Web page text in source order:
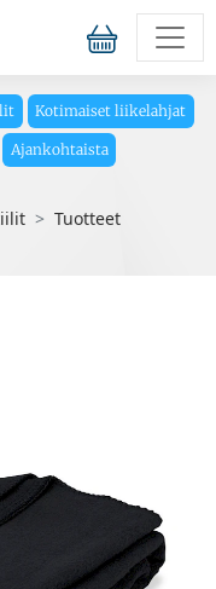
Kotimaiset liikelahjat
Ajankohtaista
Tuotteet